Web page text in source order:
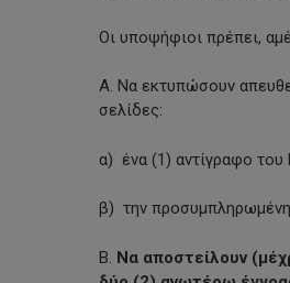
Οι υποψήφιοι πρέπει,
Α. Να εκτυπώσουν
σελίδες:
α) ένα (1) αντίγραφο του
β) την
Β. Να αποστείλουν